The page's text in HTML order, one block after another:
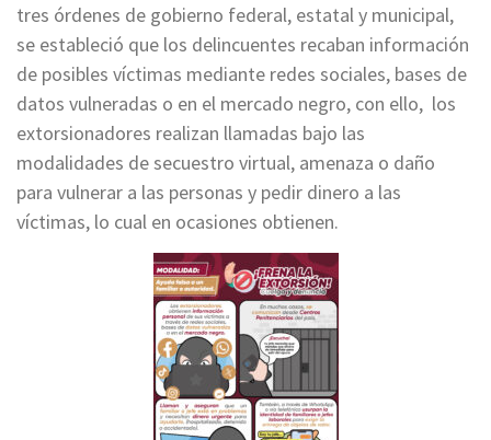
tres órdenes de gobierno federal, estatal y municipal,
se estableció que los delincuentes recaban información
de posibles víctimas mediante redes sociales, bases de
datos vulneradas o en el mercado negro, con ello, los
extorsionadores realizan llamadas bajo las
modalidades de secuestro virtual, amenaza o daño
para vulnerar a las personas y pedir dinero a las
víctimas, lo cual en ocasiones obtienen.